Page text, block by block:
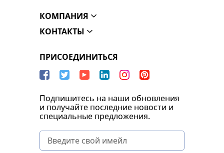
КОМПАНИЯ
КОНТАКТЫ
ПРИСОЕДИНИТЬСЯ
Подпишитесь на наши обновления
и получайте последние новости и
специальные предложения.